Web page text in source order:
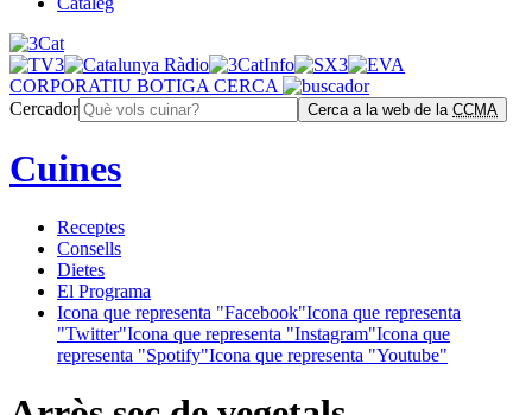
CORPORATIU BOTIGA CERCA
Cercador
Cerca a la web de la CCMA
Cuines
Receptes
Consells
Dietes
El Programa
Icona que representa "Facebook"Icona que representa
"Twitter"Icona que representa "Instagram"Icona que
representa "Spotify"Icona que representa "Youtube"